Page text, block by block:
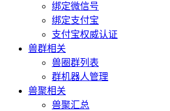
绑定微信号
绑定支付宝
支付宝权威认证
兽群相关
兽圈群列表
群机器人管理
兽聚相关
兽聚汇总